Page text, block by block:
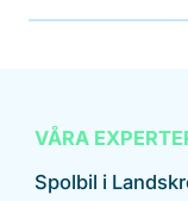
VÅRA
Spolbil i